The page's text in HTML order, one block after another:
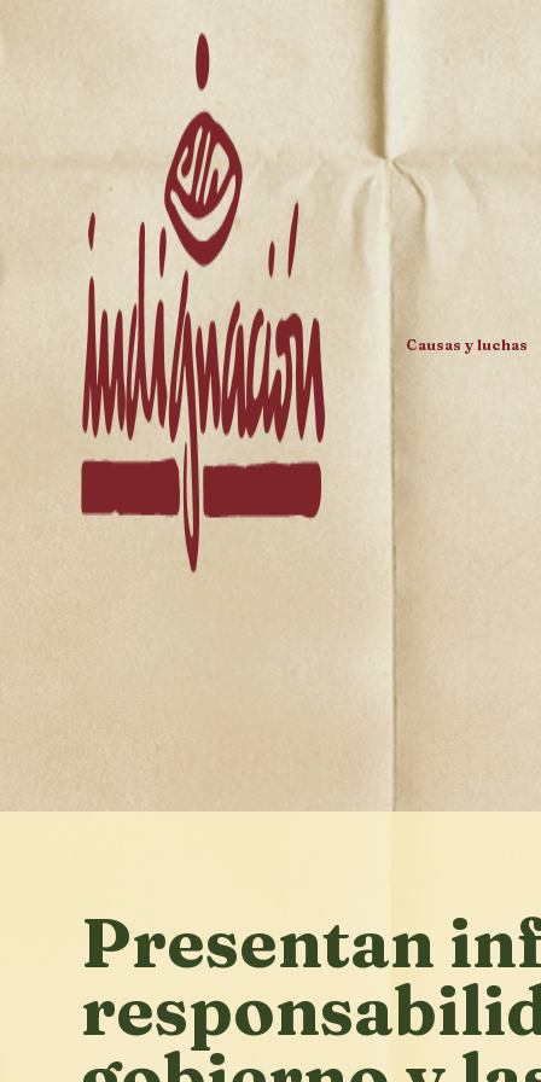
Causas y luchas
Presentan